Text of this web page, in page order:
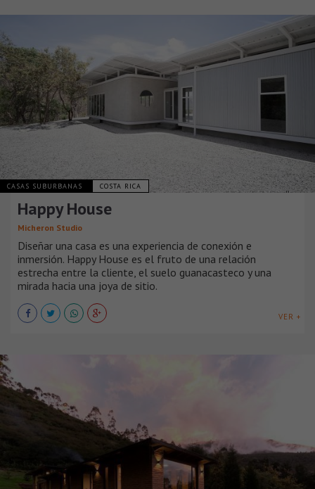
CASAS SUBURBANAS COSTA RICA
Happy House
Micheron Studio
Diseñar una casa es una experiencia de conexión e
inmersión. Happy House es el fruto de una relación
estrecha entre la cliente, el suelo guanacasteco y una
mirada hacia una joya de sitio.
VER +